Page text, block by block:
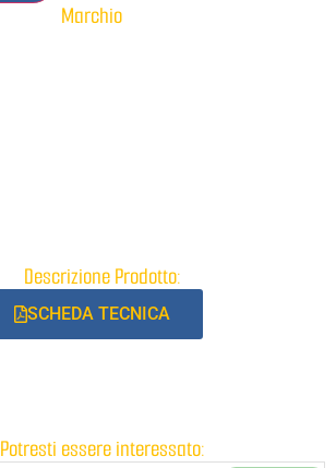
Marchio
Descrizione Prodotto:
SCHEDA TECNICA
Potresti essere interessato: